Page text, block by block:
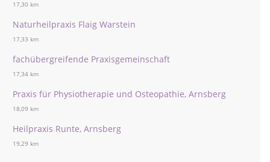
17,30 km
Naturheilpraxis Flaig Warstein
17,33 km
fachübergreifende Praxisgemeinschaft
17,34 km
Praxis für Physiotherapie und Osteopathie, Arnsberg
18,09 km
Heilpraxis Runte, Arnsberg
19,29 km